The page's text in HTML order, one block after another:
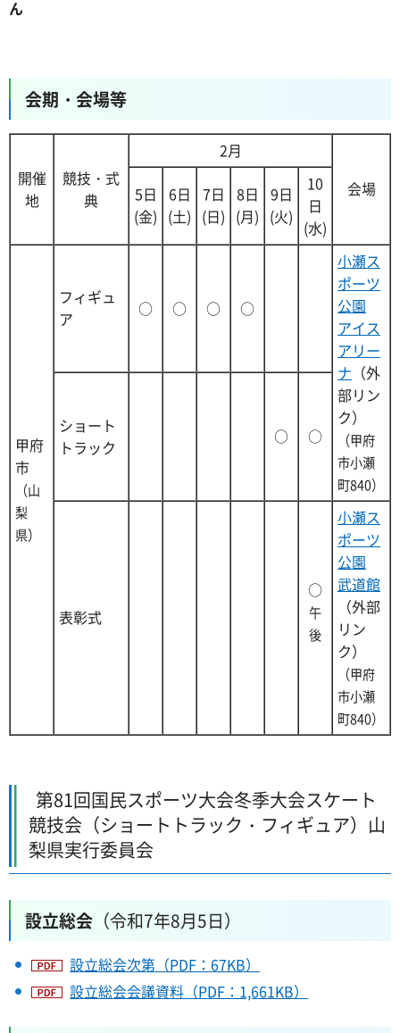
ん
会期・会場等
開催
地
競技・式
典
2月
会場
5日
(金)
6日
(土)
7日
(日)
8日
(月)
9日
(火)
10
日
(水)
甲府
市
（山
梨
県）
フィギュ
ア
○ ○ ○ ○
小瀬ス
ポーツ
公園
アイス
アリー
ナ （外
部リン
ク）
（甲府
市小瀬
町840）
ショート
トラック
○ ○
表彰式
○
午
後
小瀬ス
ポーツ
公園
武道館
（外部
リン
ク）
（甲府
市小瀬
町840）
第81回国民スポーツ大会冬季大会スケート
競技会（ショートトラック・フィギュア）山
梨県実行委員会
設立総会 （令和7年8月5日）
設立総会次第（PDF：67KB）
設立総会会議資料（PDF：1,661KB）